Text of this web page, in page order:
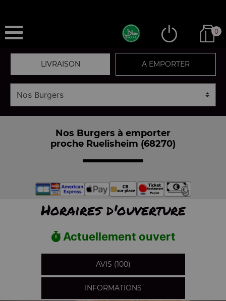
0
LIVRAISON A EMPORTER
Nos Burgers à emporter
proche Ruelisheim (68270)
Horaires d'ouverture
Actuellement ouvert
AVIS (100)
INFORMATIONS